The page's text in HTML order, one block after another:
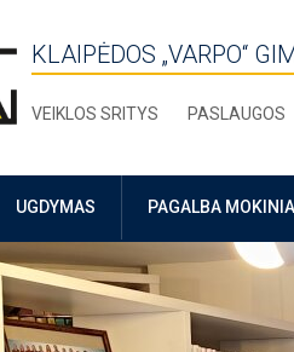
KLAIPĖDOS „VARPO“
VEIKLOS SRITYS PASLAUGOS
UGDYMAS PAGALBA